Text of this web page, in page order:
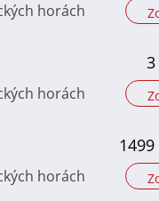
horách
horách
horách